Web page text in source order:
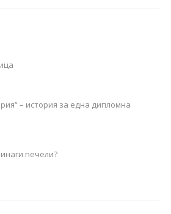
– история за една дипломна
печели?